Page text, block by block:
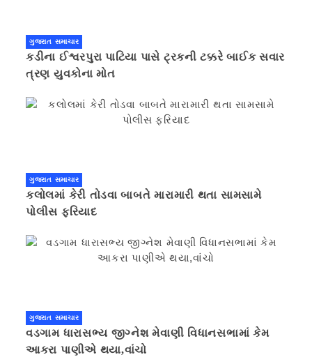
ગુજરાત સમાચાર
કડીના ઈશ્વરપુરા પાટિયા પાસે ટ્રકની ટક્કરે બાઈક સવાર
ત્રણ યુવકોના મોત
ગુજરાત સમાચાર
કલોલમાં કેરી તોડવા બાબતે મારામારી થતા સામસામે
પોલીસ ફરિયાદ
ગુજરાત સમાચાર
વડગામ ધારાસભ્ય જીગ્નેશ મેવાણી વિધાનસભામાં કેમ
આકરા પાણીએ થયા,વાંચો